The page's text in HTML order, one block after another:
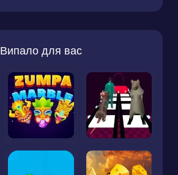
Випало для вас